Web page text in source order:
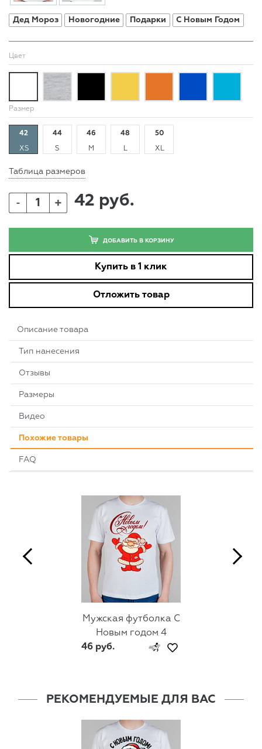
Дед Мороз Новогодние Подарки С Новым Годом
Цвет
Размер
42
XS
44
S
46
M
48
L
50
XL
Таблица размеров
- + 42 руб.
ДОБАВИТЬ В КОРЗИНУ
Купить в 1 клик
Отложить товар
Описание товара
Тип нанесения
Отзывы
Размеры
Видео
Похожие товары
FAQ
Мужская футболка С
Новым годом 4
46 руб.
РЕКОМЕНДУЕМЫЕ ДЛЯ ВАС